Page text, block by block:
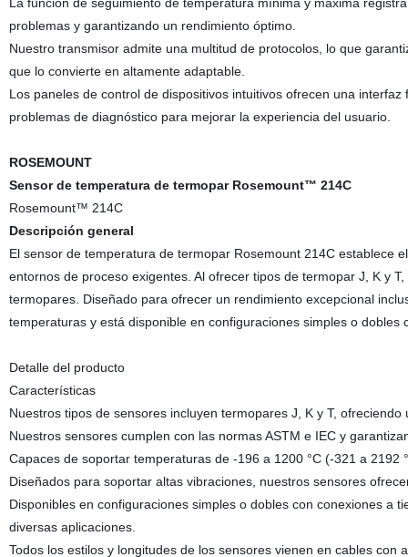
problemas y garantizando un rendimiento óptimo.
Nuestro transmisor admite una multitud de protocolos, lo que
que lo convierte en altamente adaptable.
Los paneles de control de dispositivos intuitivos ofrecen una
problemas de diagnóstico para mejorar la experiencia del usuario.
ROSEMOUNT
Sensor de temperatura de termopar Rosemount™ 214C
Rosemount™ 214C
Descripción general
El sensor de temperatura de termopar Rosemount 214C establece
entornos de proceso exigentes. Al ofrecer tipos de termopar J, K y
termopares. Diseñado para ofrecer un rendimiento excepcional
temperaturas y está disponible en configuraciones simples o
Detalle del producto
Características
Nuestros tipos de sensores incluyen termopares J, K y T,
Nuestros sensores cumplen con las normas ASTM e IEC y
Capaces de soportar temperaturas de -196 a 1200 °C (-321 a
Diseñados para soportar altas vibraciones, nuestros sensores
Disponibles en configuraciones simples o dobles con conexiones a
diversas aplicaciones.
Todos los estilos y longitudes de los sensores vienen en cables